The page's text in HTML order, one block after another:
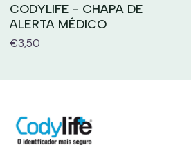
CODYLIFE - CHAPA DE
ALERTA MÉDICO
€3,50